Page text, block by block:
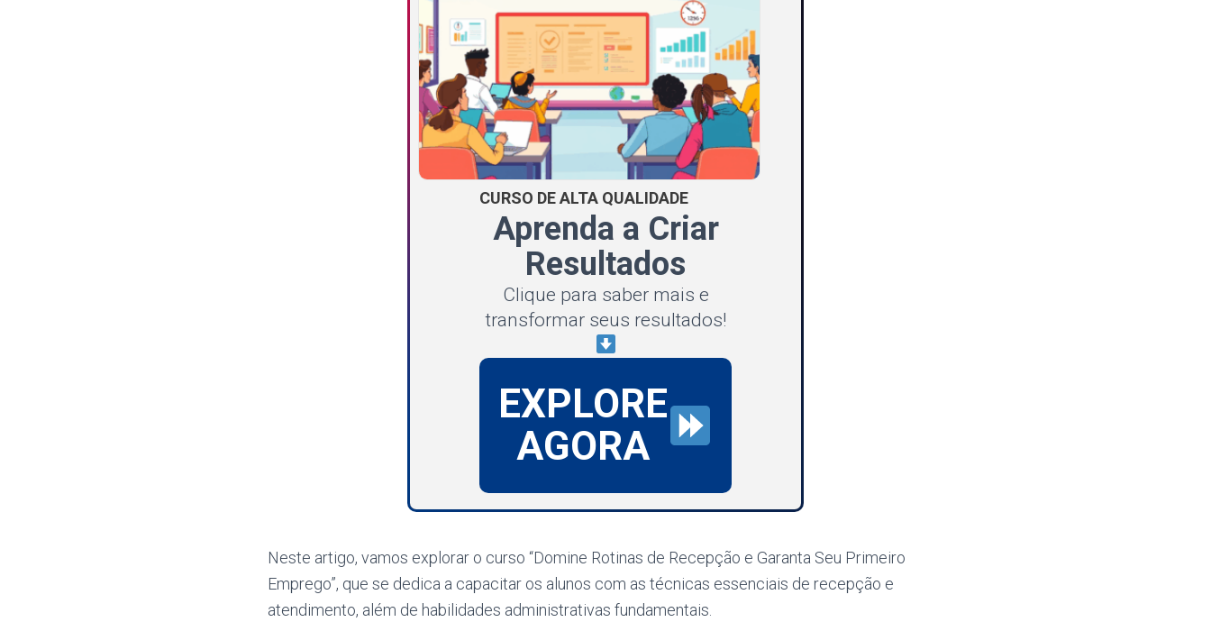
CURSO DE ALTA QUALIDADE
Aprenda a Criar
Resultados
Clique para saber mais e
transformar seus resultados!
EXPLORE
AGORA
Neste artigo, vamos explorar o curso “Domine Rotinas de Recepção e Garanta Seu Primeiro
Emprego”, que se dedica a capacitar os alunos com as técnicas essenciais de recepção e
atendimento, além de habilidades administrativas fundamentais.